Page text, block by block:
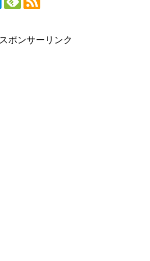
スポンサーリンク